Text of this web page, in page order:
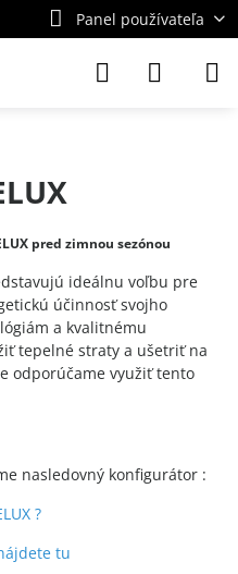
Panel používateľa
pred zimnou sezónou
ideálnu voľbu pre
účinnosť svojho
a kvalitnému
tepelné straty a ušetriť na
odporúčame využiť tento
nasledovný konfigurátor :
?
tu